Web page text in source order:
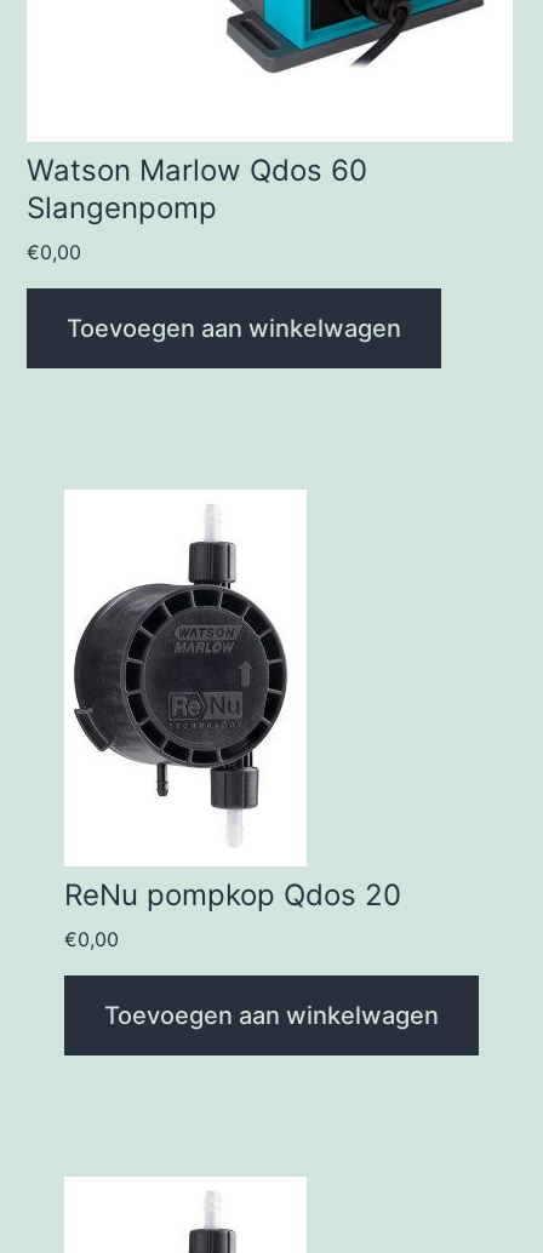
Watson Marlow Qdos 60
Slangenpomp
€0,00
Toevoegen aan winkelwagen
ReNu pompkop Qdos 20
€0,00
Toevoegen aan winkelwagen